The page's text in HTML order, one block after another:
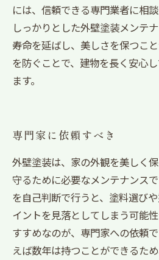
には、信頼できる専門業者に相
しっかりとした外壁塗装メンテ
寿命を延ばし、美しさを保つこ
を防ぐことで、建物を長く安心
ます。
専門家に依頼すべき
外壁塗装は、家の外観を美しく
守るために必要なメンテナンス
を自己判断で行うと、塗料選び
イントを見落としてしまう可能
すすめなのが、専門家への依頼
えば数年は持つことができるた